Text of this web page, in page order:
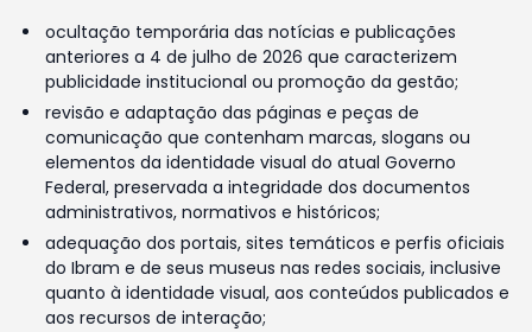
ocultação temporária das notícias e publicações
anteriores a 4 de julho de 2026 que caracterizem
publicidade institucional ou promoção da gestão;
revisão e adaptação das páginas e peças de
comunicação que contenham marcas, slogans ou
elementos da identidade visual do atual Governo
Federal, preservada a integridade dos documentos
administrativos, normativos e históricos;
adequação dos portais, sites temáticos e perfis oficiais
do Ibram e de seus museus nas redes sociais, inclusive
quanto à identidade visual, aos conteúdos publicados e
aos recursos de interação;